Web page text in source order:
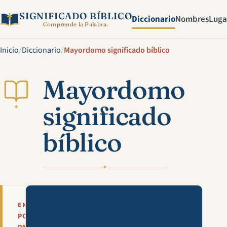
SIGNIFICADO BÍBLICO
Comprende la Palabra. DiccionarioNombres
Inicio/Diccionario/Mayordomo significado bíblico
✦
Mayordomo
significado
bíblico
✦
EN
POCAS
Mira esta explicación en